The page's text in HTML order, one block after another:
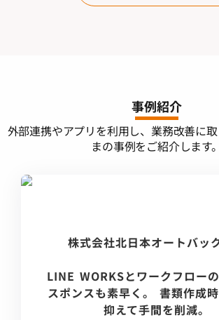
事例紹介
外部連携やアプリを利用し、業務改善に
まの事例をご紹介します。
株式会社北日本オートバッ
LINE WORKSとワークフロー
スポンスも素早く。 書類作成
抑えて手間を削減。